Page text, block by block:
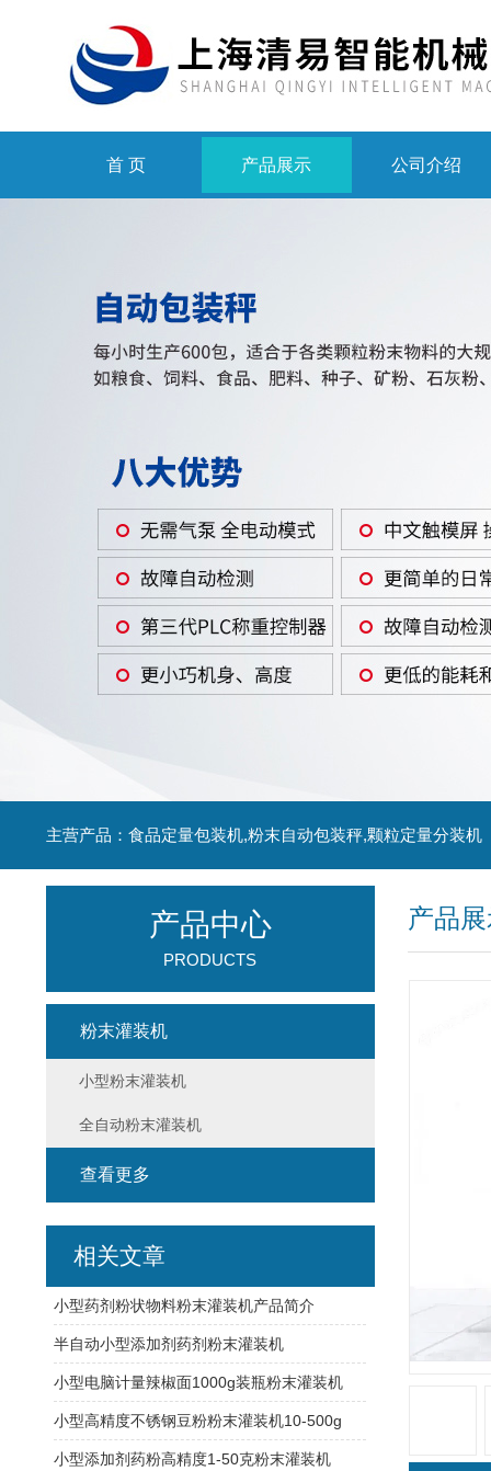
首 页 产品展示 公司介绍
主营产品：食品定量包装机,粉末自动包装秤,颗粒定量分装机
产品
产品中心
PRODUCTS
粉末灌装机
小型粉末灌装机
全自动粉末灌装机
查看更多
相关文章
小型药剂粉状物料粉末灌装机产品简介
半自动小型添加剂药剂粉末灌装机
小型电脑计量辣椒面1000g装瓶粉末灌装机
小型高精度不锈钢豆粉粉末灌装机10-500g
小型添加剂药粉高精度1-50克粉末灌装机